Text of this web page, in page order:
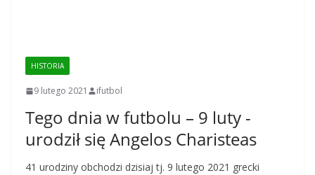
HISTORIA
9 lutego 2021 ifutbol
Tego dnia w futbolu – 9 luty -
urodził się Angelos Charisteas
41 urodziny obchodzi dzisiaj tj. 9 lutego 2021 grecki